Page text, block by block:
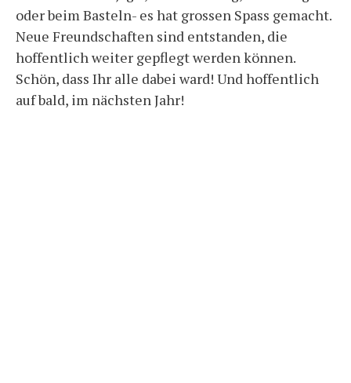
oder beim Basteln- es hat grossen Spass gemacht.
Neue Freundschaften sind entstanden, die
hoffentlich weiter gepflegt werden können.
Schön, dass Ihr alle dabei ward! Und hoffentlich
auf bald, im nächsten Jahr!